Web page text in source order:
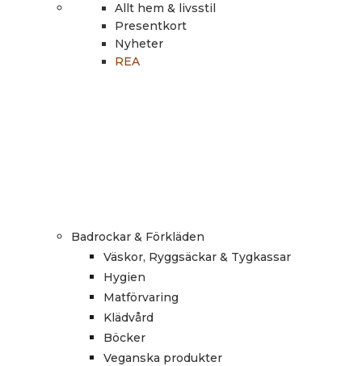
Allt hem & livsstil
Presentkort
Nyheter
REA
Badrockar & Förkläden
Väskor, Ryggsäckar & Tygkassar
Hygien
Matförvaring
Klädvård
Böcker
Veganska produkter